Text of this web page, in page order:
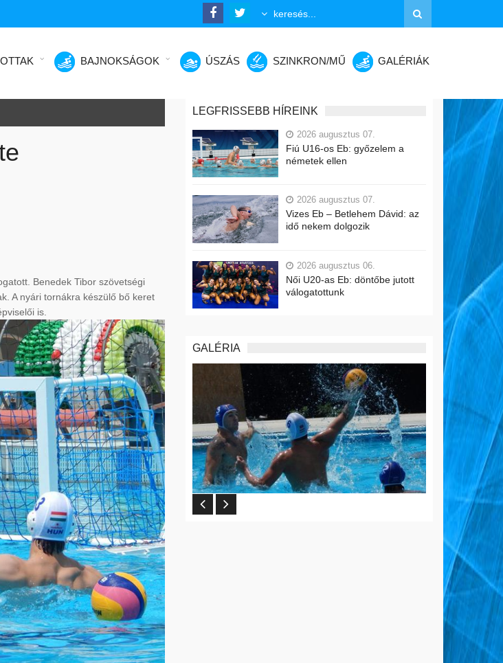
BAJNOKSÁGOK ÚSZÁS SZINKRON/MŰ GALÉRIÁK
Benedek Tibor szövetségi
A nyári tornákra készülő bő keret
is.
LEGFRISSEBB HÍREINK
2026 augusztus 07.
Fiú U16-os Eb: győzelem a
németek ellen
2026 augusztus 07.
Vizes Eb – Betlehem Dávid: az
idő nekem dolgozik
2026 augusztus 06.
Női U20-as Eb: döntőbe jutott
válogatottunk
GALÉRIA